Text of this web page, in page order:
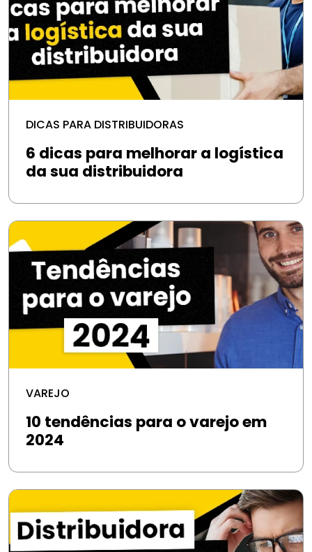
DICAS PARA DISTRIBUIDORAS
6 dicas para melhorar a logística
da sua distribuidora
VAREJO
10 tendências para o varejo em
2024